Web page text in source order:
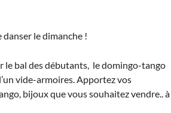
danser le dimanche !
le bal des débutants, le domingo-tango
vide-armoires. Apportez vos
bijoux que vous souhaitez vendre.. à